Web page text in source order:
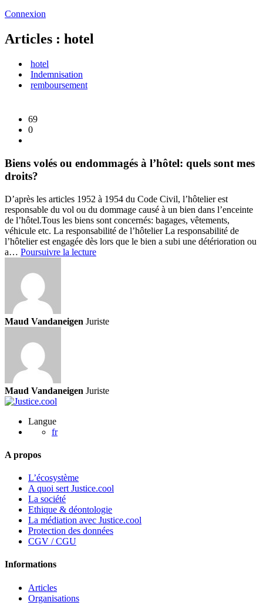
Connexion
Articles : hotel
hotel
Indemnisation
remboursement
69
0
Biens volés ou endommagés à l’hôtel: quels sont mes
droits?
D’après les articles 1952 à 1954 du Code Civil, l’hôtelier est
responsable du vol ou du dommage causé à un bien dans l’enceinte
de l’hôtel.Tous les biens sont concernés: bagages, vêtements,
véhicule etc. La responsabilité de l’hôtelier La responsabilité de
l’hôtelier est engagée dès lors que le bien a subi une détérioration ou
a… Poursuivre la lectureBiens
sont
Maud Vandaneigen Juriste
Maud Vandaneigen Juriste
Langue
fr
A propos
L’écosystème
A quoi sert Justice.cool
La société
Ethique & déontologie
La médiation avec Justice.cool
Protection des données
CGV / CGU
Informations
Articles
Organisations